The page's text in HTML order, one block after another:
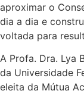
aproximar o
dia a dia e
voltada para
A Profa. Dra. Lya
da Universidade
eleita da Mútua